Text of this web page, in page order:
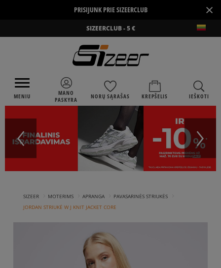
PRISIJUNK PRIE SIZEERCLUB ×
SIZEERCLUB - 5 €
MENIU
MANO
PASKYRA
NORŲ SĄRAŠAS KREPŠELIS IEŠKOTI
SIZEER MOTERIMS APRANGA PAVASARINĖS STRIUKĖS
JORDAN STRIUKĖ W J KNIT JACKET CORE